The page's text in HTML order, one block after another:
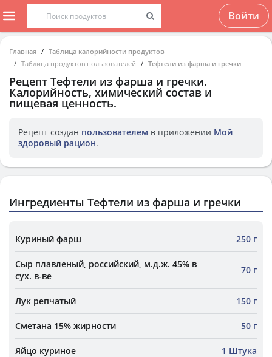
Войти
Главная
Таблица калорийности продуктов
Таблица продуктов пользователей
Тефтели из фарша и гречки
Рецепт Тефтели из фарша и гречки.
Калорийность, химический состав и
пищевая ценность.
Рецепт создан пользователем в приложении Мой
здоровый рацион.
Ингредиенты Тефтели из фарша и гречки
Куриный фарш 250 г
Сыр плавленый, российский, м.д.ж. 45% в
сух. в-ве
70 г
Лук репчатый 150 г
Сметана 15% жирности 50 г
Яйцо куриное 1 Штука